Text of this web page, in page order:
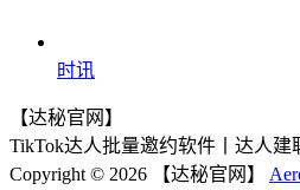
时讯
【达秘官网】
TikTok达人批量邀约软件丨达人建
Copyright © 2026 【达秘官网】